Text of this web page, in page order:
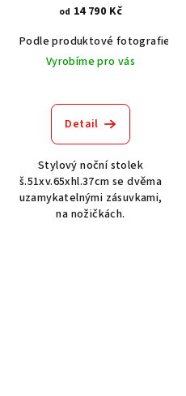
od 14 790 Kč
Podle produktové fotografie
Vyrobíme pro vás
Detail
Stylový noční stolek
š.51xv.65xhl.37cm se dvěma
uzamykatelnými zásuvkami,
na nožičkách.